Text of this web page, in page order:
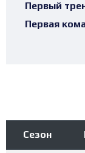
Первый
Первая
Сезон